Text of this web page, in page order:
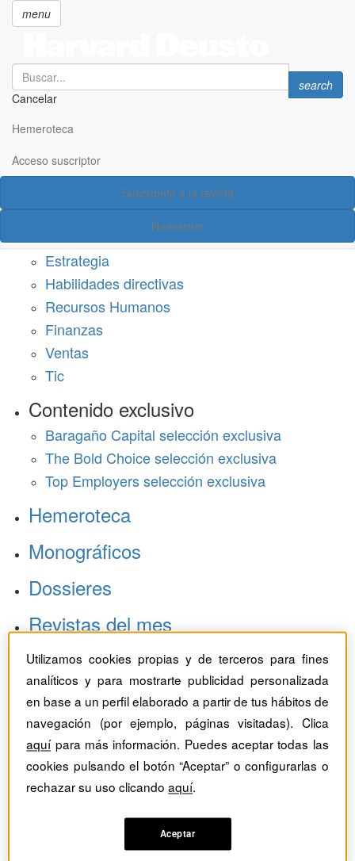
principal
menu
Search
Cancelar
Search
search
Hemeroteca
Acceso suscriptor
Suscríbete a la revista
Newsletter
Acceso suscriptor
Estrategia
Habilidades directivas
Recursos Humanos
Finanzas
Ventas
Tic
Contenido exclusivo
Baragaño Capital selección exclusiva
The Bold Choice selección exclusiva
Top Employers selección exclusiva
Hemeroteca
Monográficos
Dossieres
Revistas del mes
Utilizamos cookies propias y de terceros para fines
analíticos y para mostrarte publicidad personalizada
en base a un perfil elaborado a partir de tus hábitos de
navegación (por ejemplo, páginas visitadas). Clica
aquípara más información. Puedes aceptar todas las
cookies pulsando el botón “Aceptar” o configurarlas o
rechazar su uso clicandoaquí.
Aceptar